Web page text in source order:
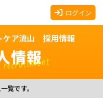
ログイン
ケア流山 採用情報
情報
recruitment
覧です。